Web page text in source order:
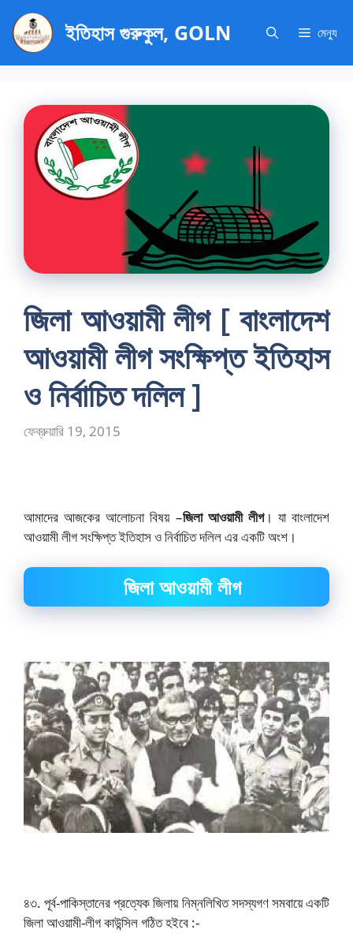
লেখায়
ইতিহাস গুরুকুল, GOLN মেন্যু
জিলা আওয়ামী লীগ [ বাংলাদেশ
আওয়ামী লীগ সংক্ষিপ্ত ইতিহাস
ও নির্বাচিত দলিল ]
ফেব্রুয়ারি 19, 2015
আমাদের আজকের আলোচনা বিষয় –জিলা আওয়ামী লীগ। যা বাংলাদেশ
আওয়ামী লীগ সংক্ষিপ্ত ইতিহাস ও নির্বাচিত দলিল এর একটি অংশ।
জিলা আওয়ামী লীগ
৪৩. পূর্ব-পাকিস্তানের প্রত্যেক জিলায় নিম্নলিখিত সদস্যগণ সমবায়ে একটি
জিলা আওয়ামী-লীগ কাউন্সিল গঠিত হইবে :-